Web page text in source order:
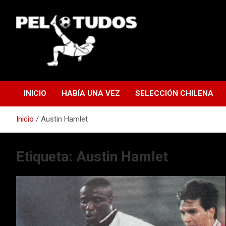
contenido
INICIO HABÍA UNA VEZ SELECCIÓN CHILENA
Inicio Austin Hamlet
Etiqueta: Austin Hamlet